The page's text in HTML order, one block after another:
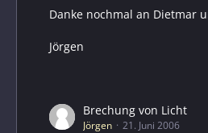
Danke nochmal an Dietmar
Jörgen
Brechung von Licht
Jörgen 21. Juni 2006